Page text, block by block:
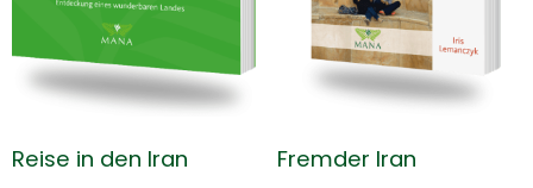
Reise in den Iran Fremder Iran